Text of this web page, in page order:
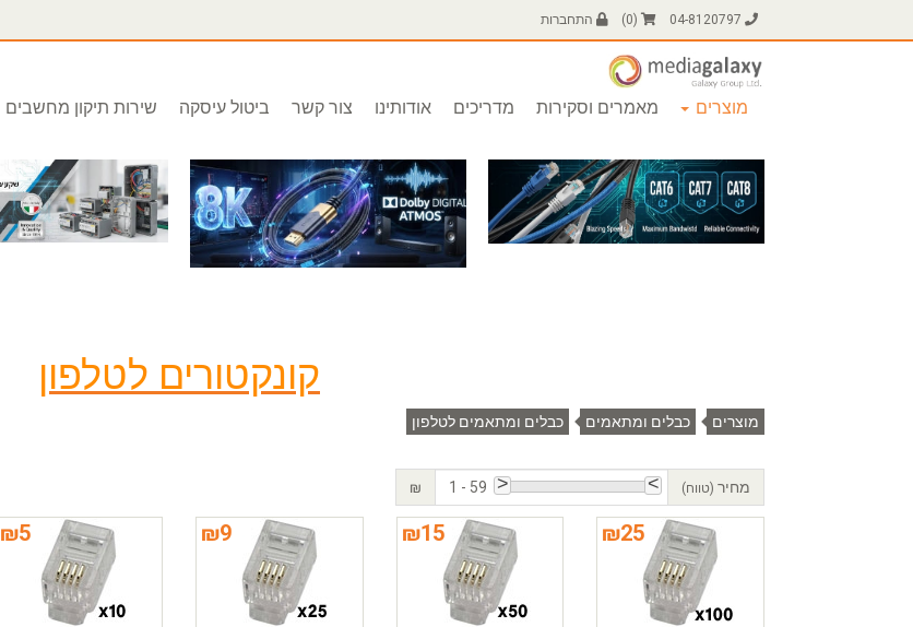
04-8120797
(
0
) התחברות
מוצרים מאמרים וסקירות מדריכים אודותינו צור קשר ביטול עיסקה שירות תיקון מחשבים
קונקטורים לטלפון
מוצרים כבלים ומתאמים כבלים ומתאמים לטלפון
מחיר (טווח) 1 - 59
₪
₪25
₪15
₪9
₪5